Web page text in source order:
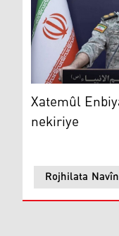
Îbrahîm
Rojhilata Navîn
Xatemûl
nekiriye